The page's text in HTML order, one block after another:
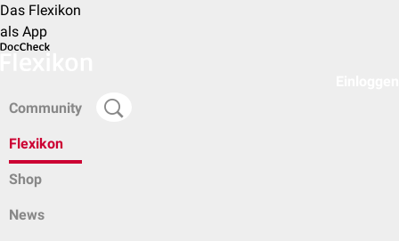
Das Flexikon
als App
Community
Flexikon
Shop
News